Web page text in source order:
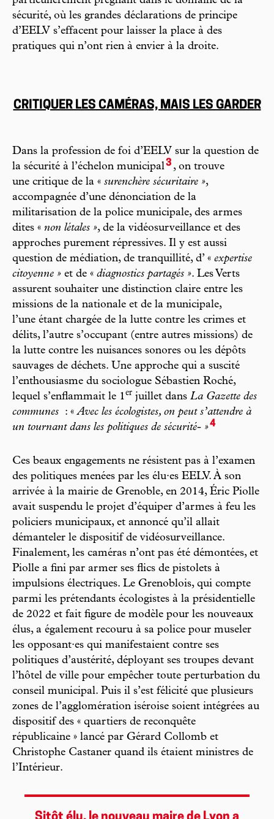
sécurité, où les grandes déclarations de principe
d’EELV s’effacent pour laisser la place à des
pratiques qui n’ont rien à envier à la droite.
CRITIQUER LES CAMÉRAS, MAIS LES GARDER
Dans la profession de foi d’EELV sur la question de
la sécurité à l’échelon municipal3 , on trouve
une critique de la « surenchère sécuritaire »,
accompagnée d’une dénonciation de la
militarisation de la police municipale, des armes
dites « non létales », de la vidéosurveillance et des
approches purement répressives. Il y est aussi
question de médiation, de tranquillité, d’ « expertise
citoyenne » et de « diagnostics partagés ». Les Verts
assurent souhaiter une distinction claire entre les
missions de la nationale et de la municipale,
l’une étant chargée de la lutte contre les crimes et
délits, l’autre s’occupant (entre autres missions) de
la lutte contre les nuisances sonores ou les dépôts
sauvages de déchets. Une approche qui a suscité
l’enthousiasme du sociologue Sébastien Roché,
lequel s’enflammait le 1er juillet dans La Gazette des
communes
: «Avec les écologistes, on peut s’attendre à
un tournant dans les politiques de sécurité- »4
Ces beaux engagements ne résistent pas à l’examen
des politiques menées par les élu·es EELV. À son
arrivée à la mairie de Grenoble, en 2014, Éric Piolle
avait suspendu le projet d’équiper d’armes à feu les
policiers municipaux, et annoncé qu’il allait
démanteler le dispositif de vidéosurveillance.
Finalement, les caméras n’ont pas été démontées, et
Piolle a fini par armer ses flics de pistolets à
impulsions électriques. Le Grenoblois, qui compte
parmi les prétendants écologistes à la présidentielle
de 2022 et fait figure de modèle pour les nouveaux
élus, a également recouru à sa police pour museler
les opposant·es qui manifestaient contre ses
politiques d’austérité, déployant ses troupes devant
l’hôtel de ville pour empêcher toute perturbation du
conseil municipal. Puis il s’est félicité que plusieurs
zones de l’agglomération iséroise soient intégrées au
dispositif des « quartiers de reconquête
républicaine » lancé par Gérard Collomb et
Christophe Castaner quand ils étaient ministres de
l’Intérieur.